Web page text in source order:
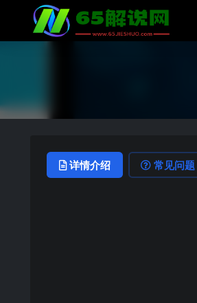
详情介绍 常见问题